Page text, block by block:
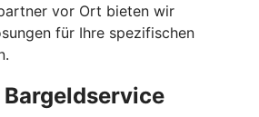
vor Ort bieten wir
für Ihre spezifischen